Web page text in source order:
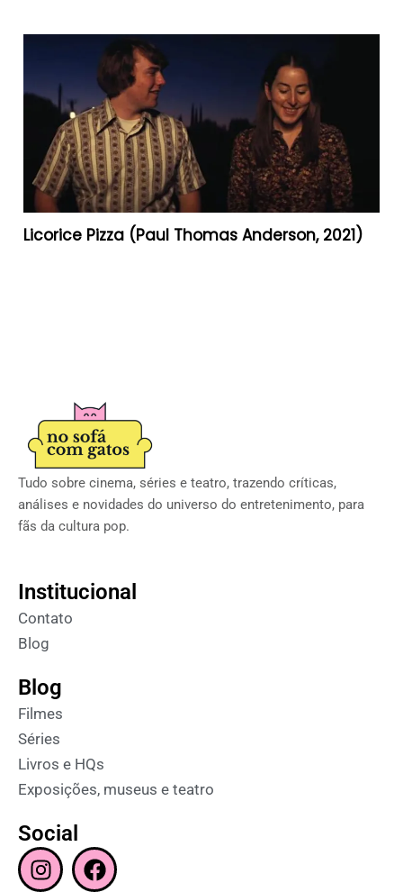
Licorice Pizza (Paul Thomas Anderson, 2021)
Tudo sobre cinema, séries e teatro, trazendo críticas,
análises e novidades do universo do entretenimento, para
fãs da cultura pop.
Institucional
Contato
Blog
Blog
Filmes
Séries
Livros e HQs
Exposições, museus e teatro
Social
I
n
F
a